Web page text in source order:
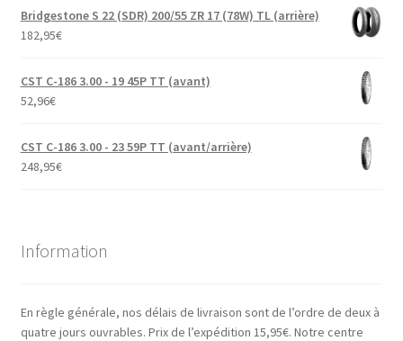
Bridgestone S 22 (SDR) 200/55 ZR 17 (78W) TL (arrière)
182,95€
CST C-186 3.00 - 19 45P TT (avant)
52,96€
CST C-186 3.00 - 23 59P TT (avant/arrière)
248,95€
Information
En règle générale, nos délais de livraison sont de l’ordre de deux à
quatre jours ouvrables. Prix de l’expédition 15,95€. Notre centre